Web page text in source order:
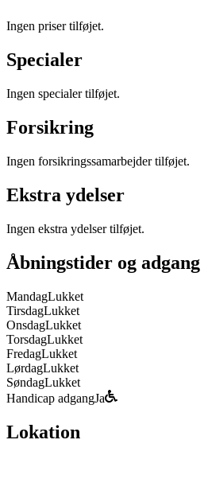
Ingen priser tilføjet.
Specialer
Ingen specialer tilføjet.
Forsikring
Ingen forsikringssamarbejder tilføjet.
Ekstra ydelser
Ingen ekstra ydelser tilføjet.
Åbningstider og adgang
MandagLukket
TirsdagLukket
OnsdagLukket
TorsdagLukket
FredagLukket
LørdagLukket
SøndagLukket
Handicap adgangJa
Lokation